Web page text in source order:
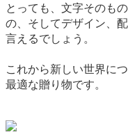
とっても、文字そのも
の、そしてデザイン、
言えるでしょう。
これから新しい世界に
最適な贈り物です。